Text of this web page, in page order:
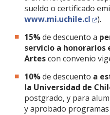
sueldo o certificado
www.mi.uchile.cl
).
15%de descuento a
servicio a honorarios
Artescon convenio
10%de descuento a
la Universidad de
postgrado, y para
y aprobado